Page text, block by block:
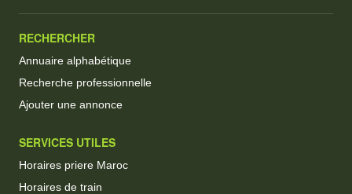
RECHERCHER
Annuaire alphabétique
Recherche professionnelle
Ajouter une annonce
SERVICES UTILES
Horaires priere Maroc
Horaires de train